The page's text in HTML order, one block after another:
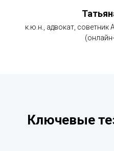
к.ю.н., адвокат,
Ключевые